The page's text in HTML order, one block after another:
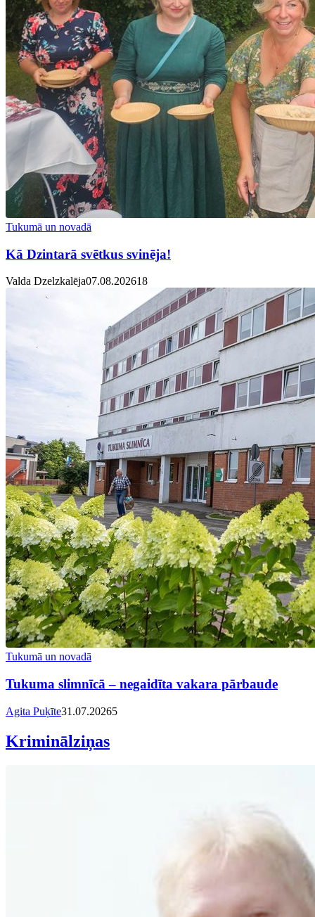
Tukumā un novadā
Kā Dzintarā svētkus svinēja!
Valda Dzelzkalēja07.08.202618
Tukumā un novadā
Tukuma slimnīcā – negaidīta vakara pārbaude
Agita Puķīte31.07.20265
Kriminālziņas